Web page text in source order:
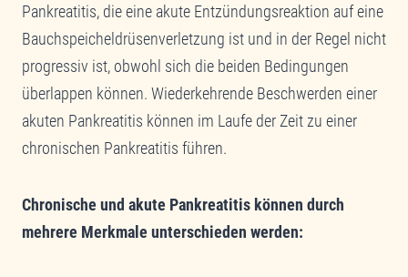
Pankreatitis, die eine akute Entzündungsreaktion auf eine
Bauchspeicheldrüsenverletzung ist und in der Regel nicht
progressiv ist, obwohl sich die beiden Bedingungen
überlappen können. Wiederkehrende Beschwerden einer
akuten Pankreatitis können im Laufe der Zeit zu einer
chronischen Pankreatitis führen.
Chronische und akute Pankreatitis können durch
mehrere Merkmale unterschieden werden: